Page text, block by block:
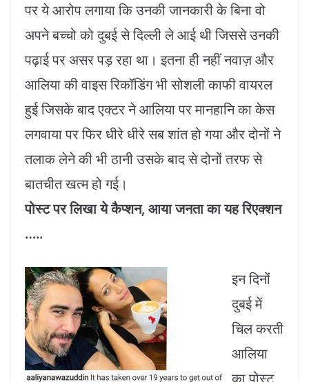
पर ये आरोप लगाया कि उनकी जानकारी के बिना वो
अपने बच्चो को दुबई से दिल्ली ले आई थी जिससे उनकी
पढ़ाई पर असर पड़ रहा था। इतना ही नहीं नवाज़ और
आलिया की वाइस रिकॉडिंग भी सोशली काफी वायरल
हुई जिसके बाद एक्टर ने आलिया पर मानहानि का केस
लगवाया पर फिर धीरे धीरे सब शांत हो गया और दोनों ने
तलाक लेने की भी ठानी उसके बाद से दोनों तरफ से
बातचीत खत्म हो गई।
पोस्ट पर लिखा ये कैप्शन, आया जनता का यह रिएक्शन
…..
इन दिनों
दुबई में
चिल करती
आलिया
का पोस्ट